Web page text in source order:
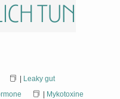
tun
| Leaky gut
| Mykotoxine